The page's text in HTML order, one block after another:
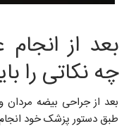
بعد از
چه نکاتی را
بعد از جراحی بیضه مردان
طبق دستور پزشک خود